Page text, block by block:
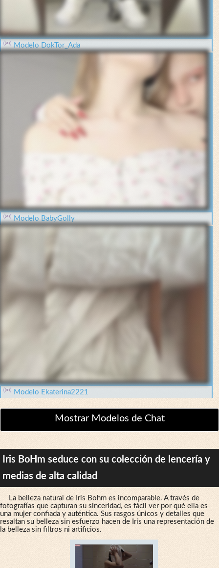
Modelo DokTor_Ada
Modelo BabyGolly
Modelo Ekaterina2221
Mostrar Modelos de Chat
Iris BoHm seduce con su colección de lencería y
medias de alta calidad
La belleza natural de Iris Bohm es incomparable. A través de
fotografías que capturan su sinceridad, es fácil ver por qué ella es
una mujer confiada y auténtica. Sus rasgos únicos y detalles que
resaltan su belleza sin esfuerzo hacen de Iris una representación de
la belleza sin filtros ni artificios.